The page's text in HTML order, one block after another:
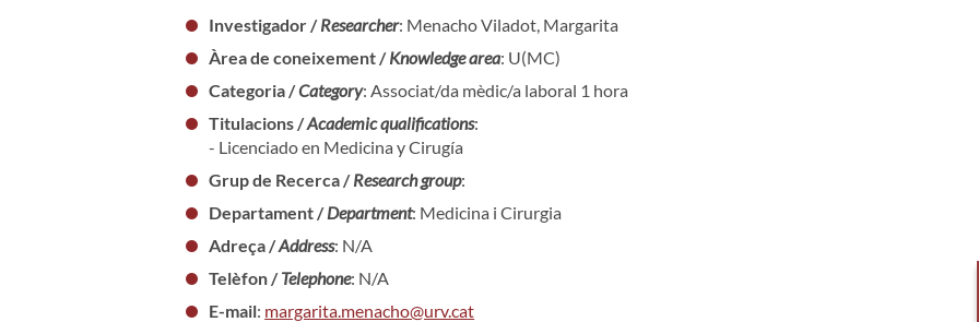
Investigador /Researcher: Menacho Viladot, Margarita
Àrea de coneixement /Knowledge area: U(MC)
Categoria /Category: Associat/da mèdic/a laboral 1 hora
Titulacions /Academic qualifications:
- Licenciado en Medicina y Cirugía
Grup de Recerca /Research group:
Departament /Department: Medicina i Cirurgia
Adreça /Address: N/A
Telèfon /Telephone: N/A
E-mail: margarita.menacho@urv.cat